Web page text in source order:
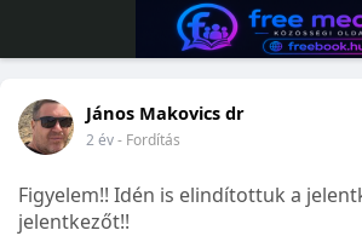
János Makovics dr
2 év- Fordítás
Figyelem!! Idén is elindítottuk a
jelentkezőt!!